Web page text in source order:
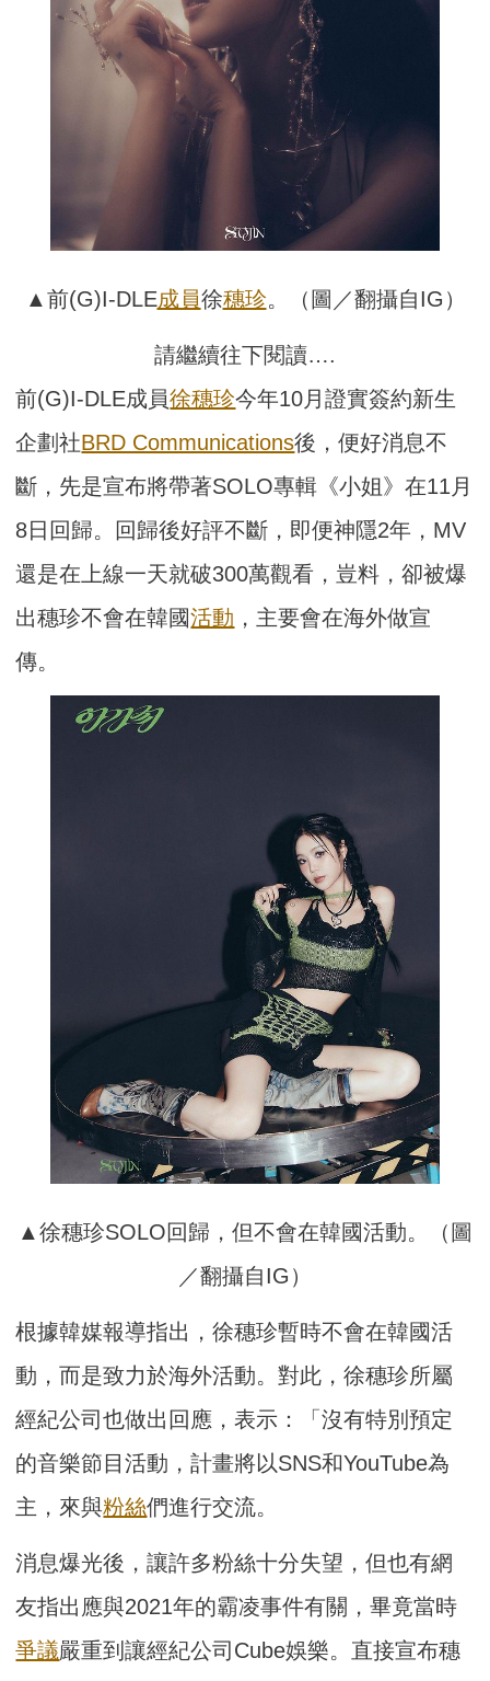
▲前(G)I-DLE成員徐穗珍。（圖／翻攝自IG）
請繼續往下閱讀….
前(G)I-DLE成員徐穗珍今年10月證實簽約新生
企劃社BRD Communications後，便好消息不
斷，先是宣布將帶著SOLO專輯《小姐》在11月
8日回歸。回歸後好評不斷，即便神隱2年，MV
還是在上線一天就破300萬觀看，豈料，卻被爆
出穗珍不會在韓國活動 ，主要會在海外做宣
傳。
▲徐穗珍SOLO回歸，但不會在韓國活動。（圖
／翻攝自IG）
根據韓媒報導指出，徐穗珍暫時不會在韓國活
動，而是致力於海外活動。對此，徐穗珍所屬
經紀公司也做出回應，表示：「沒有特別預定
的音樂節目活動，計畫將以SNS和YouTube為
主，來與粉絲們進行交流。
消息爆光後，讓許多粉絲十分失望，但也有網
友指出應與2021年的霸凌事件有關，畢竟當時
爭議嚴重到讓經紀公司Cube娛樂。直接宣布穗